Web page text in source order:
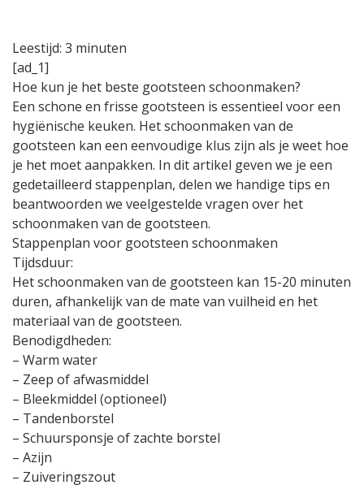
Leestijd: 3 minuten
[ad_1]
Hoe kun je het beste gootsteen schoonmaken?
Een schone en frisse gootsteen is essentieel voor een
hygiënische keuken. Het schoonmaken van de
gootsteen kan een eenvoudige klus zijn als je weet hoe
je het moet aanpakken. In dit artikel geven we je een
gedetailleerd stappenplan, delen we handige tips en
beantwoorden we veelgestelde vragen over het
schoonmaken van de gootsteen.
Stappenplan voor gootsteen schoonmaken
Tijdsduur:
Het schoonmaken van de gootsteen kan 15-20 minuten
duren, afhankelijk van de mate van vuilheid en het
materiaal van de gootsteen.
Benodigdheden:
– Warm water
– Zeep of afwasmiddel
– Bleekmiddel (optioneel)
– Tandenborstel
– Schuursponsje of zachte borstel
– Azijn
– Zuiveringszout